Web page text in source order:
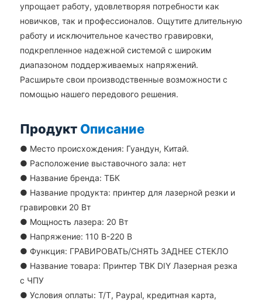
упрощает работу, удовлетворяя потребности как
новичков, так и профессионалов. Ощутите длительную
работу и исключительное качество гравировки,
подкрепленное надежной системой с широким
диапазоном поддерживаемых напряжений.
Расширьте свои производственные возможности с
помощью нашего передового решения.
Продукт Описание
● Место происхождения: Гуандун, Китай.
● Расположение выставочного зала: нет
● Название бренда: ТБК
● Название продукта: принтер для лазерной резки и
гравировки 20 Вт
● Мощность лазера: 20 Вт
● Напряжение: 110 В-220 В
● Функция: ГРАВИРОВАТЬ/СНЯТЬ ЗАДНЕЕ СТЕКЛО
● Название товара: Принтер TBK DIY Лазерная резка
с ЧПУ
● Условия оплаты: T/T, Paypal, кредитная карта,